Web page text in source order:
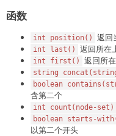
函数
int position() 返回
int last() 返回所在
int first() 返回所
string
boolean
含第二个
int count(node-set)
boolean starts-
以第二个开头